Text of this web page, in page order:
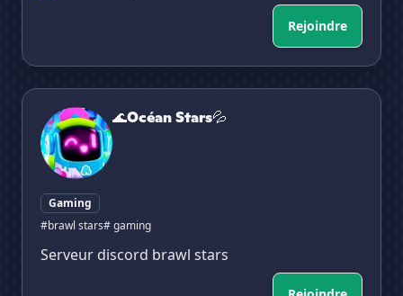
Rejoindre
🌊Océan Stars💦
🌊Océan Stars💦
Gaming
#brawl stars# gaming
Serveur discord brawl stars